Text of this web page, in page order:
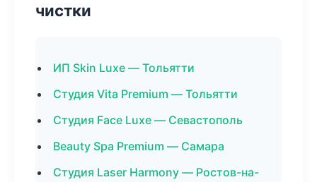
чистки
ИП Skin Luxe — Тольятти
Студия Vita Premium — Тольятти
Студия Face Luxe — Севастополь
Beauty Spa Premium — Самара
Студия Laser Harmony — Ростов-на-